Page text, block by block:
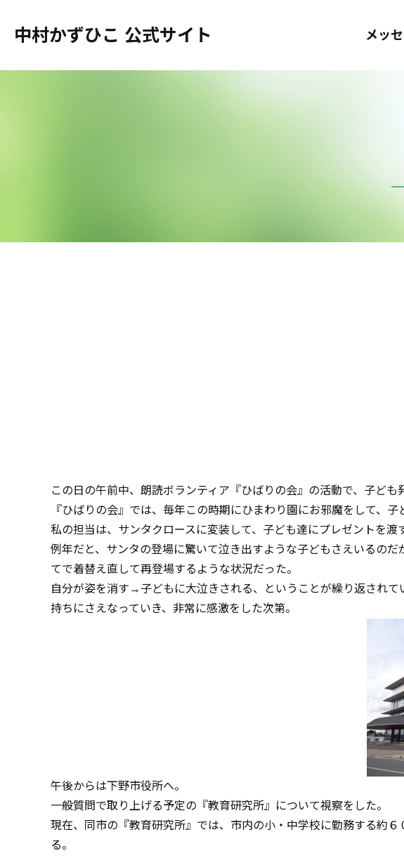
中村かずひこ 公式サイト メッ
この日の午前中、朗読ボランティア『ひばりの会』の活動で、子ども
『ひばりの会』では、毎年この時期にひまわり園にお邪魔をして、
私の担当は、サンタクロースに変装して、子ども達にプレゼントを渡
例年だと、サンタの登場に驚いて泣き出すような子どもさえいるの
てで着替え直して再登場するような状況だった。
自分が姿を消す→子どもに大泣きされる、ということが繰り返され
持ちにさえなっていき、非常に感激をした次第。
午後からは下野市役所へ。
一般質問で取り上げる予定の『教育研究所』について視察をした。
現在、同市の『教育研究所』では、市内の小・中学校に勤務する約
る。